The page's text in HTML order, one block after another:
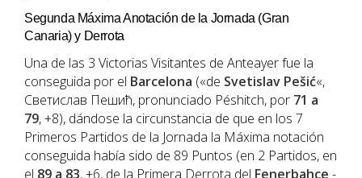
Segunda Máxima Anotación de la Jornada (Gran
Canaria) y Derrota
Una de las 3 Victorias Visitantes de Anteayer fue la
conseguida por el Barcelona («de Svetislav Pešić«,
Светислав Пешић, pronunciado Péshitch, por 71 a
79, +8), dándose la circunstancia de que en los 7
Primeros Partidos de la Jornada la Máxima notación
conseguida había sido de 89 Puntos (en 2 Partidos, en
el 89 a 83, +6, de la Primera Derrota del Fenerbahçe -